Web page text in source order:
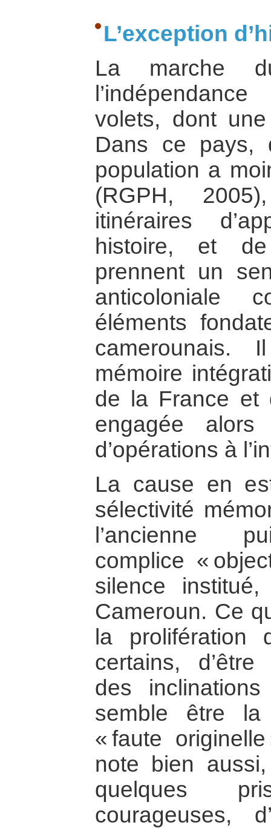
L’exception
La marche
volets, dont
Dans ce pays,
population a
(RGPH,
itinéraires
histoire, et de
prennent un
anticoloniale
éléments
camerounais.
mémoire
de la France et
engagée
d’opérations à
La cause en
sélectivité
l’ancienne
complice «
silence institué,
Cameroun. Ce
la prolifération
certains, d’être
des
semble être
« faute
note bien
quelques
courageuses,